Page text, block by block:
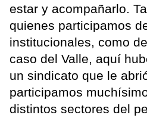
estar y acompañarlo.
quienes participamos
institucionales, como
caso del Valle, aquí
un sindicato que le
participamos
distintos sectores del